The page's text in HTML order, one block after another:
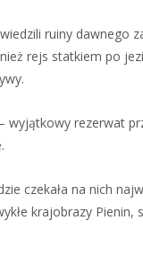
ruiny dawnego
rejs statkiem po
– wyjątkowy rezerwat
czekała na nich
krajobrazy